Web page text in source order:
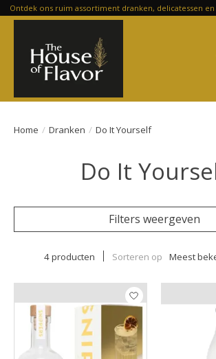
Ontdek ons ruim assortiment dranken, delicatessen en
Home / Dranken / Do It Yourself
Do It
Filters weergeven
4 producten Sorteren op Meest